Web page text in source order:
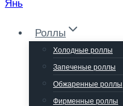
Роллы
Холодные роллы
Запеченые роллы
Обжаренные роллы
Фирменные роллы